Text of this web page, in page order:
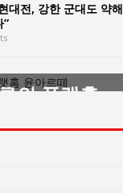
대전, 강한 군대도 약해
”
의 플랫홈